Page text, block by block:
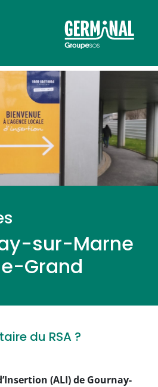
sur-Marne
Grand
du RSA ?
(ALI) de Gournay-